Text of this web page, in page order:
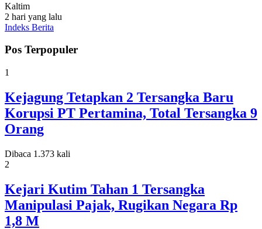
Kaltim
2 hari yang lalu
Indeks Berita
Pos Terpopuler
1
Kejagung Tetapkan 2 Tersangka Baru
Korupsi PT Pertamina, Total Tersangka 9
Orang
Dibaca 1.373 kali
2
Kejari Kutim Tahan 1 Tersangka
Manipulasi Pajak, Rugikan Negara Rp
1,8 M